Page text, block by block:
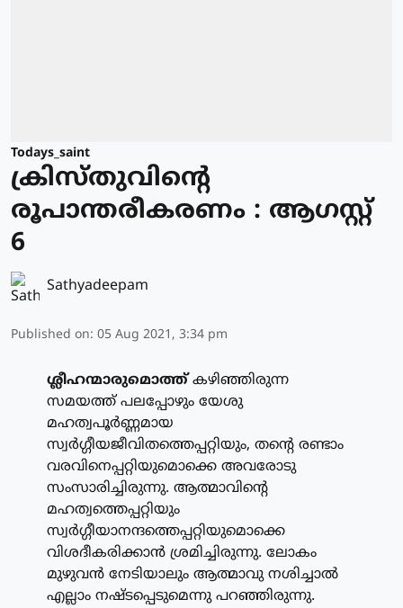
Todays_saint
ക്രിസ്തുവിന്റെ
രൂപാന്തരീകരണം : ആഗസ്റ്റ്
6
Sathyadeepam
Published on: 05 Aug 2021, 3:34 pm
ശ്ലീഹന്മാരുമൊത്ത്കഴിഞ്ഞിരുന്ന
സമയത്ത് പലപ്പോഴും യേശു
മഹത്വപൂര്‍ണ്ണമായ
സ്വര്‍ഗ്ഗീയജീവിതത്തെപ്പറ്റിയും, തന്റെ രണ്ടാം
വരവിനെപ്പറ്റിയുമൊക്കെ അവരോടു
സംസാരിച്ചിരുന്നു. ആത്മാവിന്റെ
മഹത്വത്തെപ്പറ്റിയും
സ്വര്‍ഗ്ഗീയാനന്ദത്തെപ്പറ്റിയുമൊക്കെ
വിശദീകരിക്കാന്‍ ശ്രമിച്ചിരുന്നു. ലോകം
മുഴുവന്‍ നേടിയാലും ആത്മാവു നശിച്ചാല്‍
എല്ലാം നഷ്ടപ്പെടുമെന്നു പറഞ്ഞിരുന്നു.